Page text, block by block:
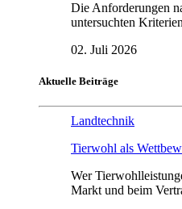
Die Anforderungen
untersuchten
02. Juli 2026
Aktuelle Beiträge
Landtechnik
Tierwohl als
Wer
Markt und beim